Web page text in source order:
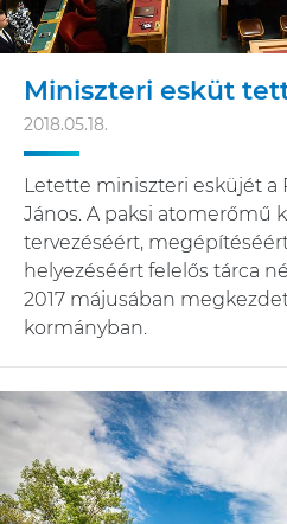
Miniszteri esküt
2018.05.18.
Letette miniszteri esküjét a
János. A paksi atomerőmű
tervezéséért,
helyezéséért felelős tárca
2017 májusában
kormányban.